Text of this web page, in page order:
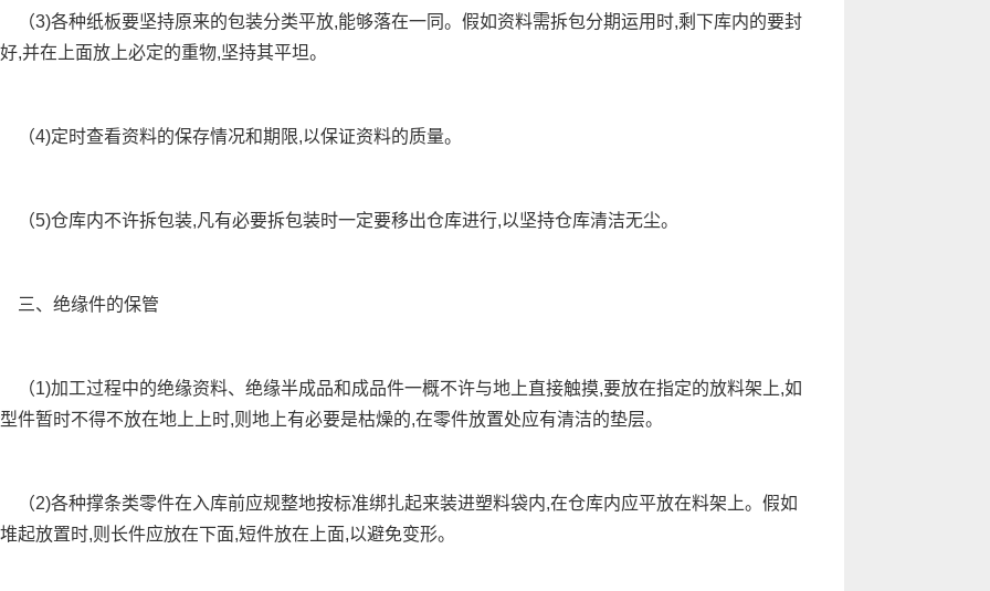
3)各种纸板要坚持原来的包装分类平放,能够落在一同。假如资料需拆包分期运用时,剩下库内的要封
,并在上面放上必定的重物,坚持其平坦。
4)定时查看资料的保存情况和期限,以保证资料的质量。
5)仓库内不许拆包装,凡有必要拆包装时一定要移出仓库进行,以坚持仓库清洁无尘。
、绝缘件的保管
1)加工过程中的绝缘资料、绝缘半成品和成品件一概不许与地上直接触摸,要放在指定的放料架上,如
件暂时不得不放在地上上时,则地上有必要是枯燥的,在零件放置处应有清洁的垫层。
2)各种撑条类零件在入库前应规整地按标准绑扎起来装进塑料袋内,在仓库内应平放在料架上。假如
起放置时,则长件应放在下面,短件放在上面,以避免变形。